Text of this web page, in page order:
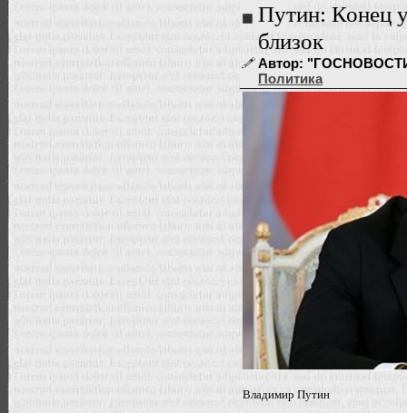
Путин: Конец
близок
Автор:
Политика
Владимир Путин